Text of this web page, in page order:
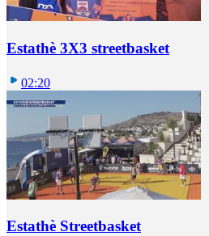
Estathè 3X3 streetbasket
02:20
Estathè Streetbasket